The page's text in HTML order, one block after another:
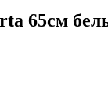
65см